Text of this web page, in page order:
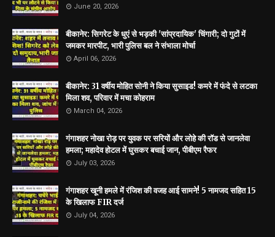
June 20, 2026
बीकानेर: सिगरेट के धुएं से भड़की 'सांप्रदायिक' चिंगारी; दो गुटों में
जमकर मारपीट, भारी पुलिस बल ने संभाला मोर्चा
April 06, 2026
बीकानेर: 31 वर्षीय मोहित सोनी ने किया सुसाइड! कमरे में फंदे से लटका
मिला शव, परिवार में मचा कोहराम
March 04, 2026
गंगाशहर नोखा रोड़ पर युवक पर सरियों और लोहे की रॉड से जानलेवा
हमला; महादेव होटल में घुसकर बचाई जान, पीबीएम रैफर
July 03, 2026
गंगाशहर खूनी हमले में रंजिश की वजह आई सामने! 5 नामजद सहित 15
के खिलाफ FIR दर्ज
July 04, 2026